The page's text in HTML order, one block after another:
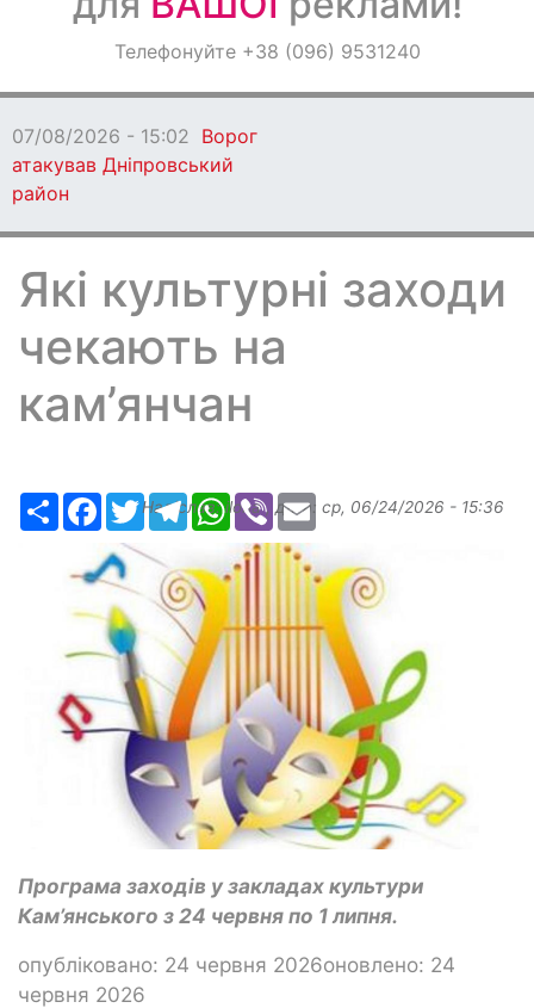
ОголошенняТелефонуйте +38 (096) 9531240
07/08/2026 - 15:02 Ворог
атакував Дніпровський
район
Які культурні заходи
чекають на
кам’янчан
РесурсFacebook
TwitterTelegramWhatsApp
Viber Email
Надіслав:ilona, дата: ср, 06/24/2026 - 15:36
Програма заходів у закладах культури
Кам’янського з 24 червня по 1 липня.
опубліковано: 24 червня 2026оновлено: 24
червня 2026